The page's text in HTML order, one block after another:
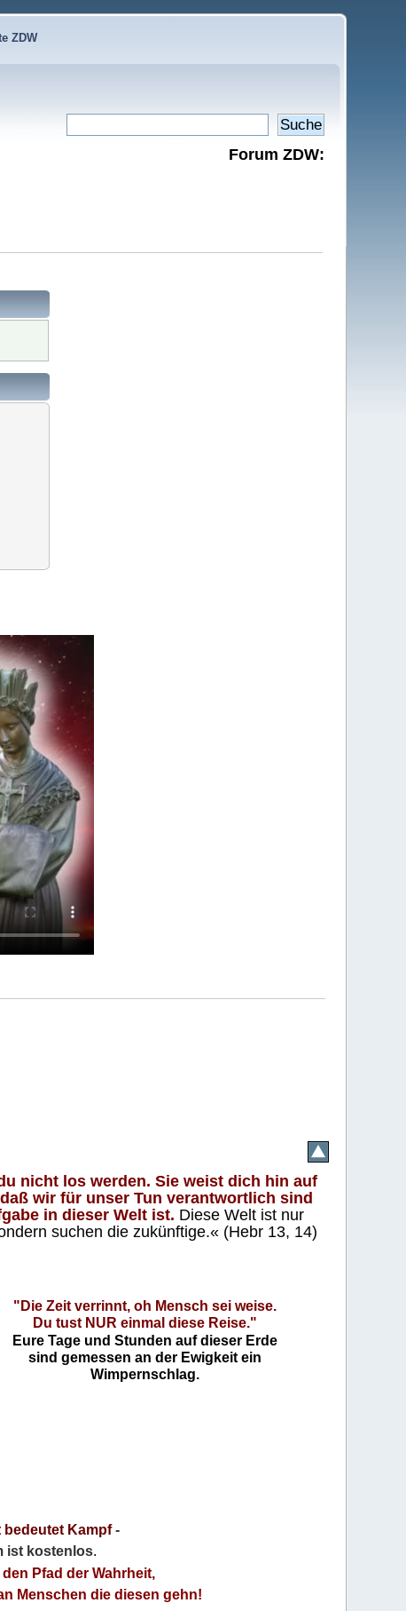
ZDW
Forum ZDW:
nicht los werden. Sie weist dich hin auf
wir für unser Tun verantwortlich sind
in dieser Welt ist. Diese Welt ist nur
suchen die zukünftige.« (Hebr 13, 14)
"Die Zeit verrinnt, oh Mensch sei weise.
Du tust NUR einmal diese Reise."
Eure Tage und Stunden auf dieser Erde
sind gemessen an der Ewigkeit ein
Wimpernschlag.
bedeutet Kampf-
ist kostenlos.
Pfad der Wahrheit,
Menschen die diesen gehn!